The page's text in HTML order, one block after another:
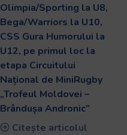
Olimpia/Sporting la U8,
Bega/Warriors la U10,
CSS Gura Humorului la
U12, pe primul loc la
etapa Circuitului
Național de MiniRugby
„Trofeul Moldovei –
Brândușa Andronic”
Citește articolul